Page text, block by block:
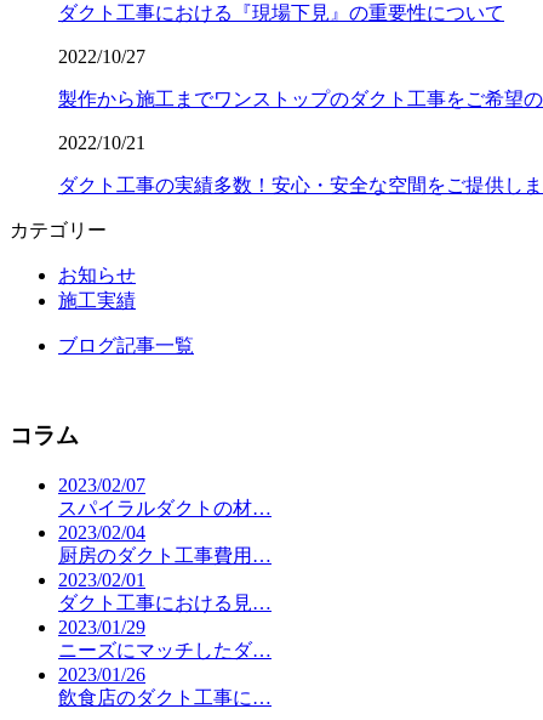
ダクト工事における『現場下見』の重要性について
2022/10/27
製作から施工までワンストップのダクト工事をご希望
2022/10/21
ダクト工事の実績多数！安心・安全な空間をご提供し
カテゴリー
お知らせ
施工実績
ブログ記事一覧
コラム
2023/02/07
スパイラルダクトの材…
2023/02/04
厨房のダクト工事費用…
2023/02/01
ダクト工事における見…
2023/01/29
ニーズにマッチしたダ…
2023/01/26
飲食店のダクト工事に…